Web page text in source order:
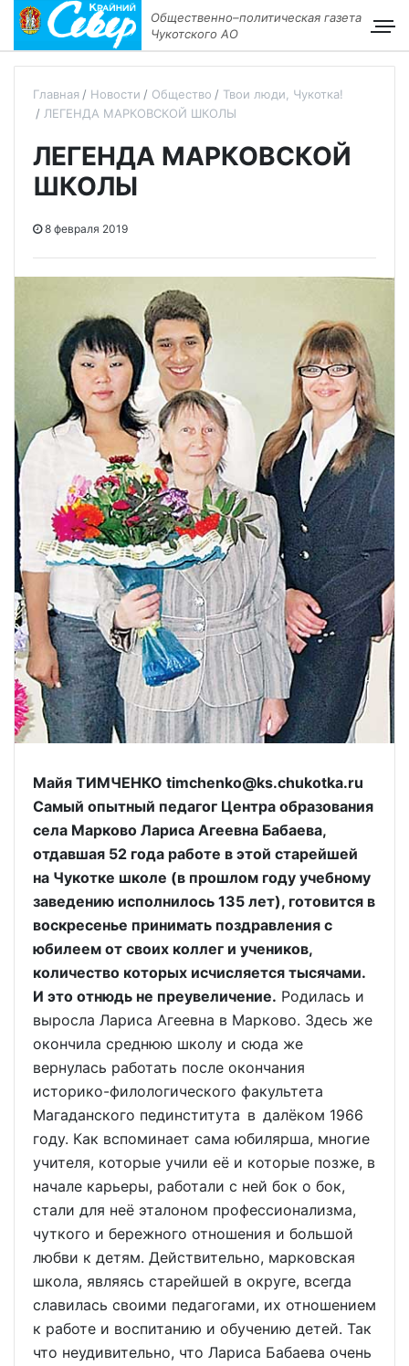
Общественно–политическая газета
Чукотского АО
Главная Новости Общество
Твои люди, Чукотка!
ЛЕГЕНДА МАРКОВСКОЙ ШКОЛЫ
ЛЕГЕНДА МАРКОВСКОЙ
ШКОЛЫ
8 февраля 2019
Майя ТИМЧЕНКО timchenko@ks.chukotka.ru
Самый опытный педагог Центра образования
села Марково Лариса Агеевна Бабаева,
отдавшая 52 года работе в этой старейшей
на Чукотке школе (в прошлом году учебному
заведению исполнилось 135 лет), готовится в
воскресенье принимать поздравления с
юбилеем от своих коллег и учеников,
количество которых исчисляется тысячами.
И это отнюдь не преувеличение. Родилась и
выросла Лариса Агеевна в Марково. Здесь же
окончила среднюю школу и сюда же
вернулась работать после окончания
историко-филологического факультета
Магаданского пединститута в далёком 1966
году. Как вспоминает сама юбилярша, многие
учителя, которые учили её и которые позже, в
начале карьеры, работали с ней бок о бок,
стали для неё эталоном профессионализма,
чуткого и бережного отношения и большой
любви к детям. Действительно, марковская
школа, являясь старейшей в округе, всегда
славилась своими педагогами, их отношением
к работе и воспитанию и обучению детей. Так
что неудивительно, что Лариса Бабаева очень